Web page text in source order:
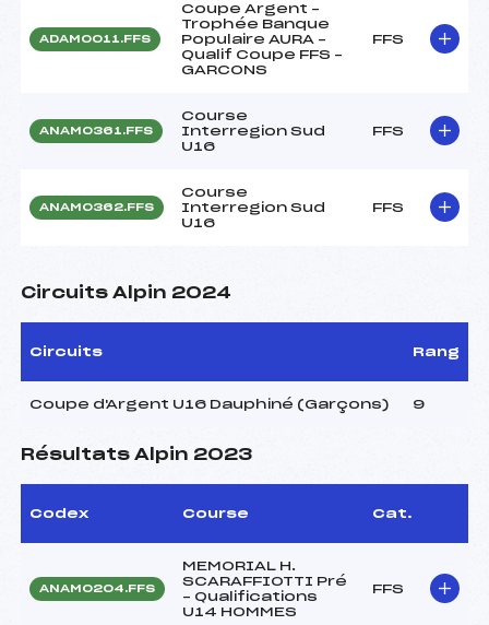
ADAM0011.FFS
Coupe Argent –
Trophée Banque
Populaire AURA –
Qualif Coupe FFS –
GARCONS
FFS
ANAM0361.FFS
Course
Interregion Sud
U16
FFS
ANAM0362.FFS
Course
Interregion Sud
U16
FFS
Circuits Alpin 2024
Circuits Rang
Coupe d'Argent U16 Dauphiné (Garçons) 9
Résultats Alpin 2023
Codex Course Cat.
ANAM0204.FFS
MEMORIAL H.
SCARAFFIOTTI Pré
– Qualifications
U14 HOMMES
FFS